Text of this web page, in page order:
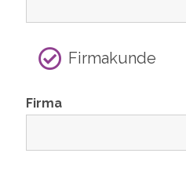
Firmakunde
Firma